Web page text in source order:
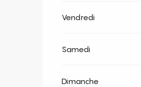
Du 17 octobre 2026
Du2 novembre 2026
Vendredi
Samedi
Dimanche